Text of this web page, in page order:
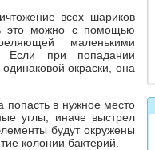
всех шариков
это можно с помощью
маленькими
Если при попадании
окраски, она
попасть в нужное место
углы, иначе выстрел
будут окружены
колонии бактерий.